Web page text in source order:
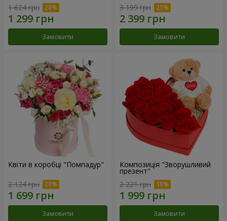
1 624 грн
Замовити
3 199 грн
Замовити
Квіти в коробці "Помпадур"
2 124 грн
Замовити
Композиція "Зворушливий
презент"
2 221 грн
Замовити